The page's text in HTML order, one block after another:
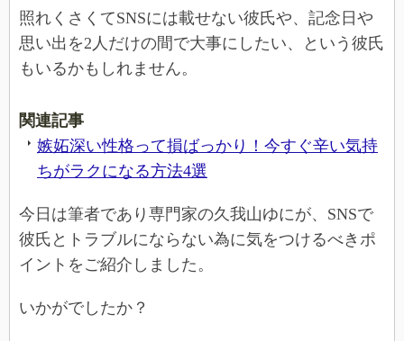
照れくさくてSNSには載せない彼氏や、記念日や
思い出を2人だけの間で大事にしたい、という彼氏
もいるかもしれません。
関連記事
嫉妬深い性格って損ばっかり！今すぐ辛い気持
ちがラクになる方法4選
今日は筆者であり専門家の久我山ゆにが、SNSで
彼氏とトラブルにならない為に気をつけるべきポ
イントをご紹介しました。
いかがでしたか？